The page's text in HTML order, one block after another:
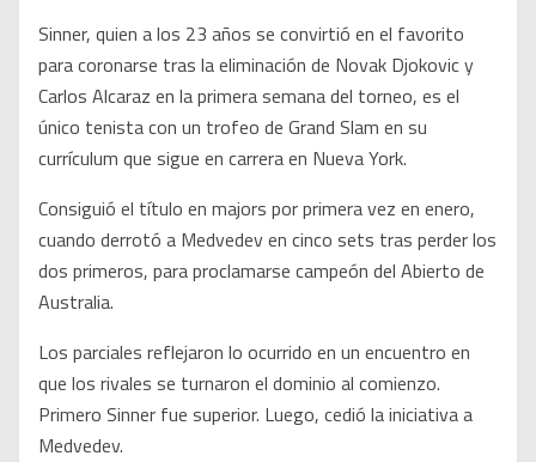
Sinner, quien a los 23 años se convirtió en el favorito
para coronarse tras la eliminación de Novak Djokovic y
Carlos Alcaraz en la primera semana del torneo, es el
único tenista con un trofeo de Grand Slam en su
currículum que sigue en carrera en Nueva York.
Consiguió el título en majors por primera vez en enero,
cuando derrotó a Medvedev en cinco sets tras perder los
dos primeros, para proclamarse campeón del Abierto de
Australia.
Los parciales reflejaron lo ocurrido en un encuentro en
que los rivales se turnaron el dominio al comienzo.
Primero Sinner fue superior. Luego, cedió la iniciativa a
Medvedev.